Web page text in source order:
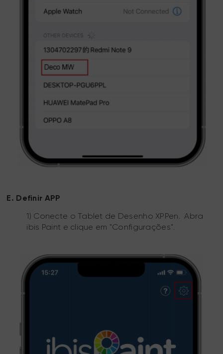
E. Definir APP
1) Conecte o Tablet de Desenho XPPen. Abra
ibis Paint e clique em "Configurações".